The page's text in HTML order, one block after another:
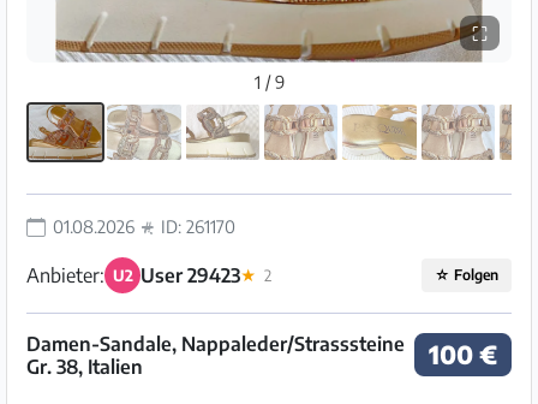
⛶
1 / 9
01.08.2026 ID: 261170
Anbieter: U2 User 29423★ 2 ☆ Folgen
100 €
Damen-Sandale, Nappaleder/Strasssteine
Gr. 38, Italien